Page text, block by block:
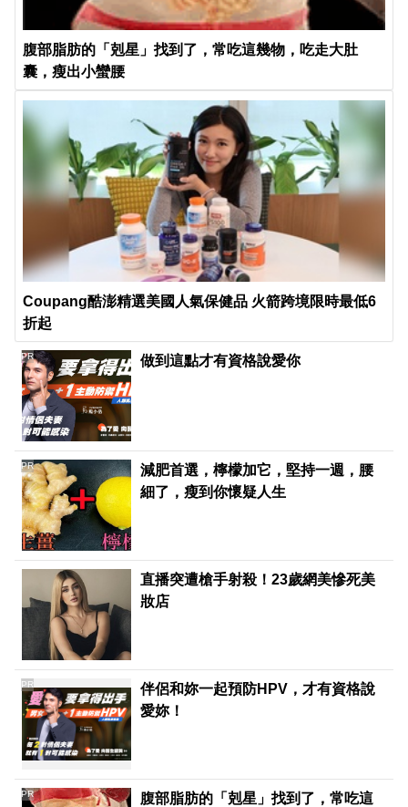
腹部脂肪的「剋星」找到了，常吃這幾物，吃走大肚
囊，瘦出小蠻腰
Coupang酷澎精選美國人氣保健品 火箭跨境限時最低6
折起
做到這點才有資格說愛你
PR
減肥首選，檸檬加它，堅持一週，腰
細了，瘦到你懷疑人生
PR
直播突遭槍手射殺！23歲網美慘死美
妝店
伴侶和妳一起預防HPV，才有資格說
愛妳！
PR
腹部脂肪的「剋星」找到了，常吃這
PR